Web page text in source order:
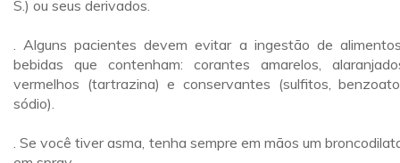
S.) ou seus derivados.
. Alguns pacientes devem evitar a ingestão de
bebidas que contenham: corantes amarelos,
vermelhos (tartrazina) e conservantes (sulfitos,
sódio).
. Se você tiver asma, tenha sempre em mãos um